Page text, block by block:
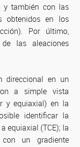
y también con las
obtenidos en los
Por último,
las aleaciones
direccional en un
a simple vista
y equiaxial) en la
identificar la
equiaxial (TCE); la
un gradiente